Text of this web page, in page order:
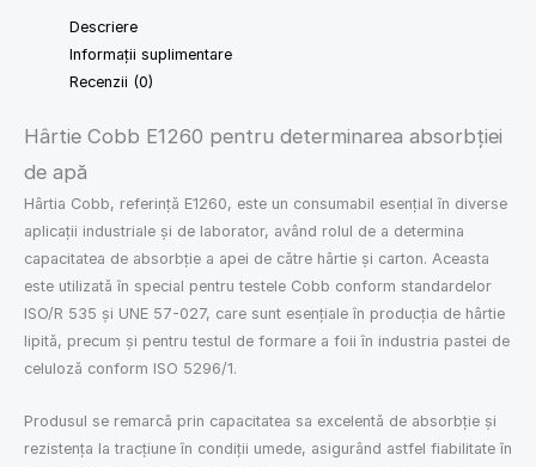
Descriere
Informații suplimentare
Recenzii (0)
Hârtie Cobb E1260 pentru determinarea absorbției
de apă
Hârtia Cobb, referință E1260, este un consumabil esențial în diverse
aplicații industriale și de laborator, având rolul de a determina
capacitatea de absorbție a apei de către hârtie și carton. Aceasta
este utilizată în special pentru testele Cobb conform standardelor
ISO/R 535 și UNE 57-027, care sunt esențiale în producția de hârtie
lipită, precum și pentru testul de formare a foii în industria pastei de
celuloză conform ISO 5296/1.
Produsul se remarcă prin capacitatea sa excelentă de absorbție și
rezistența la tracțiune în condiții umede, asigurând astfel fiabilitate în